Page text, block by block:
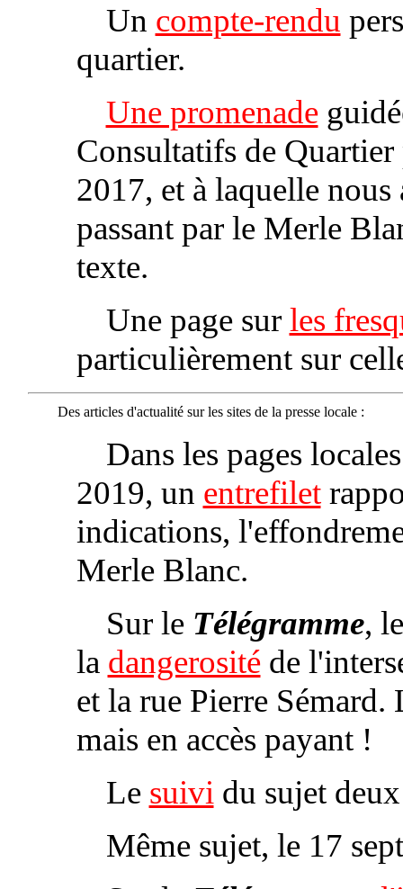
Un compte‑rendu
quartier.
Une promenade
Consultatifs de
2017, et à laquelle
passant par le Merle
texte.
Une page sur les
particulièrement sur
Des articles d'actualité sur les sites de la presse locale :
Dans les pages
2019, un entrefilet
indications,
Merle Blanc.
Sur le Télégramme,
la dangerositéde
et la rue Pierre
mais en accès payant !
Le suivi du sujet
Même sujet, le 17